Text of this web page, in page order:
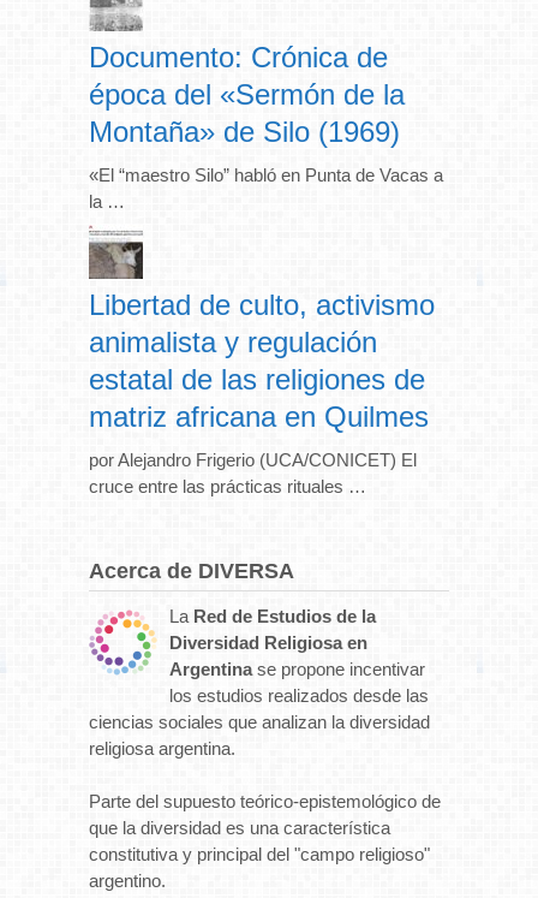
Documento: Crónica de
época del «Sermón de la
Montaña» de Silo (1969)
«El “maestro Silo” habló en Punta de Vacas a
la …
Libertad de culto, activismo
animalista y regulación
estatal de las religiones de
matriz africana en Quilmes
por Alejandro Frigerio (UCA/CONICET) El
cruce entre las prácticas rituales …
Acerca de DIVERSA
La Red de Estudios de la
Diversidad Religiosa en
Argentinase propone incentivar
los estudios realizados desde las
ciencias sociales que analizan la diversidad
religiosa argentina.
Parte del supuesto teórico-epistemológico de
que la diversidad es una característica
constitutiva y principal del "campo religioso"
argentino.